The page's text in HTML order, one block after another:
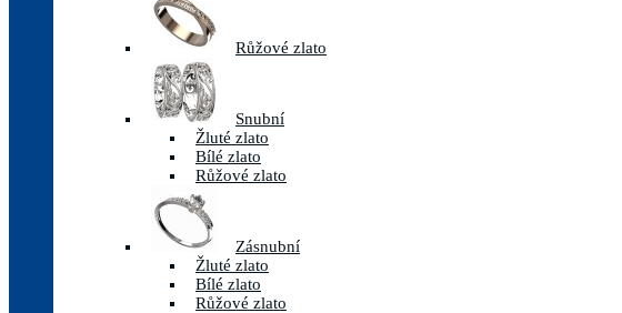
Růžové zlato
Snubní
Žluté zlato
Bílé zlato
Růžové zlato
Zásnubní
Žluté zlato
Bílé zlato
Růžové zlato